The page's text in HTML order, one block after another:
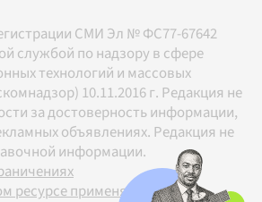
СМИ Эл № ФС77-67642
службой по надзору в сфере
технологий и массовых
10.11.2016 г. Редакция не
за достоверность информации,
объявлениях. Редакция не
информации.
ресурсе применяются